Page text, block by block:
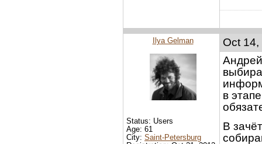
Oct
в
В
Ilya Gelman
Status: Users
Age: 61
City: Saint-Petersburg